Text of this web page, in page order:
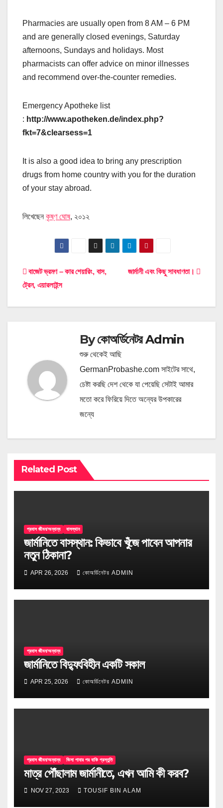
Pharmacies are usually open from 8 AM – 6 PM
and are generally closed evenings, Saturday
afternoons, Sundays and holidays. Most
pharmacists can offer advice on minor illnesses
and recommend over-the-counter remedies.
Emergency Apotheke list
: http://www.apotheken.de/index.php?
fkt=7&clearsess=1
It is also a good idea to bring any prescription
drugs from home country with you for the duration
of your stay abroad.
লিখেছেন কৃষ্ণ ঘোষ, ২০১২
Post
navigation
জার্মানী এবং কিছু সাবধাণতা।
বাজেট ভ্রমণ – কার শেয়ারিং, বাস,
ট্রেন, এয়ারলাইন্স
Byকোঅর্ডিনেটর Admin
শুরু থেকেই আছি
GermanProbashe.com সাইটের সাথে,
চেষ্টা করছি দেশ থেকে যা পেয়েছি সেটাই আমার
মতো করে ফিরিয়ে দিতে অন্যের উপকারের
জন্যে
Related Post
প্রবাস জীবন/অন্যান্য বাসস্থান
জার্মানিতে বাসস্থান: কিভাবে খুঁজে পাবেন আপনার
নতুন ঠিকানা?
APR 26, 2026 কোঅর্ডিনেটর ADMIN
প্রবাস জীবন/অন্যান্য
জার্মানিতে বিদ্যুৎবিহীন একটি সকাল
APR 25, 2026 কোঅর্ডিনেটর ADMIN
প্রবাস জীবন/অন্যান্য ভিসা পাবার পর বাকি প্রস্তুতি
মাত্র পৌঁছালাম জার্মানীতে, এখন আমি কী করব?
NOV 27, 2023 TOUSIF BIN ALAM